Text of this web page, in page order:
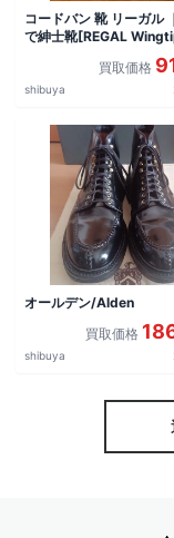
コードバン 靴 リーガル
で紳士靴[REGAL
買取価格
shibuya
オールデン/Alden
買取価格
shibuya